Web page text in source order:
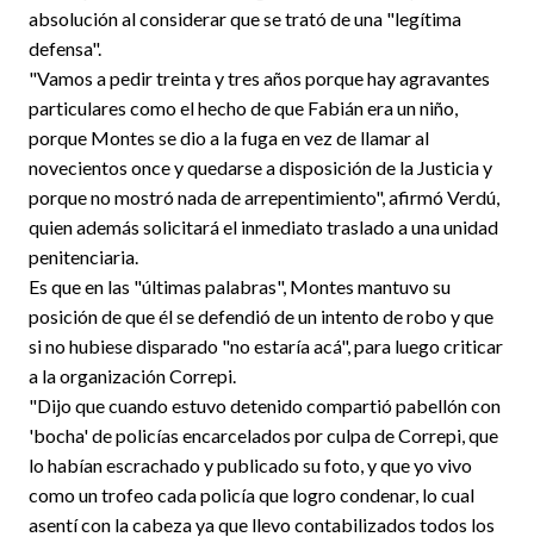
absolución al considerar que se trató de una "legítima
defensa".
"Vamos a pedir treinta y tres años porque hay agravantes
particulares como el hecho de que Fabián era un niño,
porque Montes se dio a la fuga en vez de llamar al
novecientos once y quedarse a disposición de la Justicia y
porque no mostró nada de arrepentimiento", afirmó Verdú,
quien además solicitará el inmediato traslado a una unidad
penitenciaria.
Es que en las "últimas palabras", Montes mantuvo su
posición de que él se defendió de un intento de robo y que
si no hubiese disparado "no estaría acá", para luego criticar
a la organización Correpi.
"Dijo que cuando estuvo detenido compartió pabellón con
'bocha' de policías encarcelados por culpa de Correpi, que
lo habían escrachado y publicado su foto, y que yo vivo
como un trofeo cada policía que logro condenar, lo cual
asentí con la cabeza ya que llevo contabilizados todos los